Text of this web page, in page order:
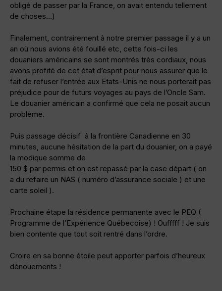
obligé de passer par la France, on avait entendu tellement
de choses…)
Finalement, contrairement à notre premier passage il y a un
an où nous avions été fouillé etc, cette fois-ci les
douaniers américains se sont montrés très cordiaux, nous
avons profité de cet état d’esprit pour nous assurer que le
fait de refuser l’entrée aux Etats-Unis ne nous porterait pas
préjudice pour de futurs voyages au pays de l’Oncle Sam.
Le douanier américain a confirmé que cela ne posait aucun
problème.
Puis passage décisif à la frontière Canadienne en 30
minutes, aucune hésitation de la part du douanier, on a payé
la modique somme de
150 $ par permis et on est repassé par la case départ ( on
a du refaire un NAS ( numéro d’assurance sociale ) et une
carte soleil ).
Prochaine étape la résidence permanente avec le PEQ (
Programme de l’Expérience Québecoise) ! Oufffff ! Je suis
bien contente que tout soit rentré dans l’ordre.
Croire en sa bonne étoile peut apporter parfois d’heureux
dénouements !